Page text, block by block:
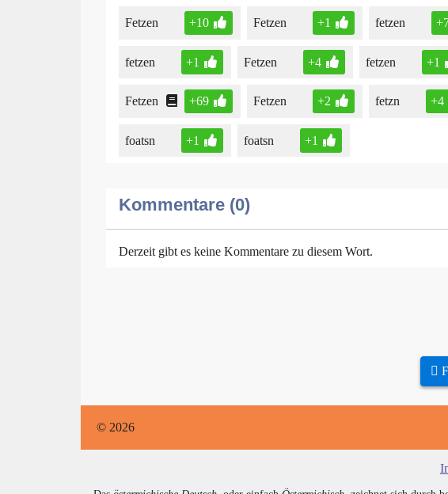
Fetzen +10 Fetzen +1 fetzen
fetzen +1 Fetzen +4 fetzen +1
Fetzen +69 Fetzen +2 fetzn +4
foatsn +1 foatsn +1
Kommentare (0)
Derzeit gibt es keine Kommentare zu diesem Wort.
© 2026